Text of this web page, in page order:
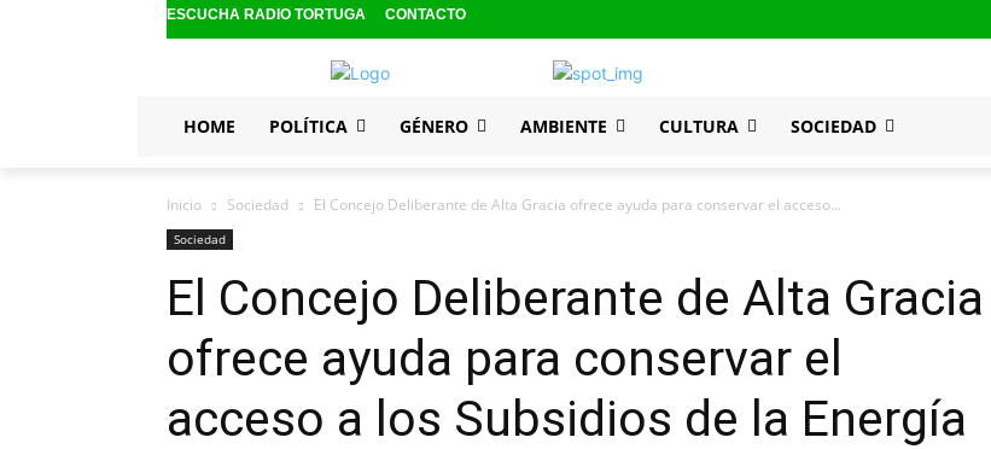
ESCUCHA RADIO TORTUGA CONTACTO
HOME POLÍTICA GÉNERO AMBIENTE CULTURA SOCIEDAD
Inicio Sociedad El Concejo Deliberante de Alta Gracia ofrece ayuda para conservar el acceso...
Sociedad
El Concejo Deliberante de Alta Gracia
ofrece ayuda para conservar el
acceso a los Subsidios de la Energía